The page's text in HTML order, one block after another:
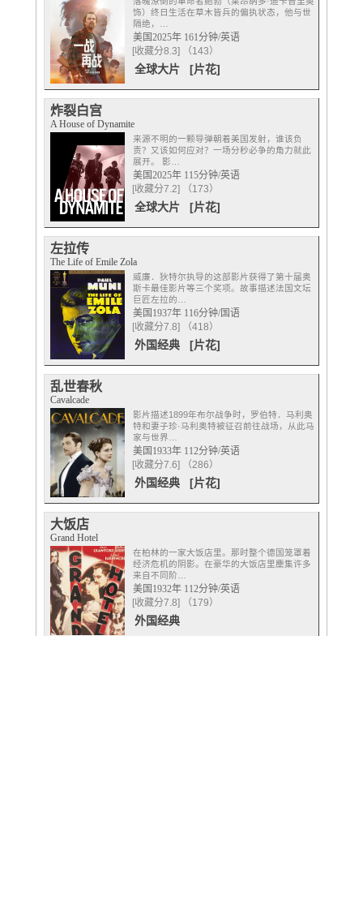
饰）终日生活在草木皆兵的偏执状态，他与世
隔绝，…
美国2025年 161分钟/英语
[收藏分8.3] （143）
全球大片 [片花]
炸裂白宫
A House of Dynamite
来源不明的一颗导弹朝着美国发射，谁该负
责？又该如何应对？一场分秒必争的角力就此
展开。 影…
美国2025年 115分钟/英语
[收藏分7.2] （173）
全球大片 [片花]
左拉传
The Life of Emile Zola
威廉．狄特尔执导的这部影片获得了第十届奥
斯卡最佳影片等三个奖项。故事描述法国文坛
巨匠左拉的…
美国1937年 116分钟/国语
[收藏分7.8] （418）
外国经典 [片花]
乱世春秋
Cavalcade
影片描述1899年布尔战争时，罗伯特．马利奥
特和妻子珍·马利奥特被征召前往战场，从此马
家与世界…
美国1933年 112分钟/英语
[收藏分7.6] （286）
外国经典 [片花]
大饭店
Grand Hotel
在柏林的一家大饭店里。那时整个德国笼罩着
经济危机的阴影。在豪华的大饭店里麇集许多
来自不同阶…
美国1932年 112分钟/英语
[收藏分7.8] （179）
外国经典